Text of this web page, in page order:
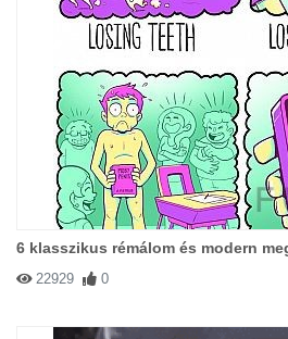
6 klasszikus rémálom és modern
22929 0